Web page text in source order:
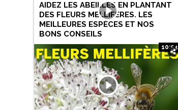
10:54
il y a 10 mois 7543 280
AIDEZ LES ABEILLES EN PLANTANT
DES FLEURS MELLIFÈRES. LES
MEILLEURES ESPÈCES ET NOS
BONS CONSEILS